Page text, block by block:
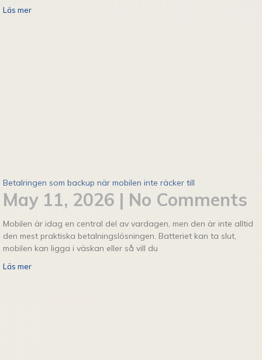
Läs mer
Betalringen som backup när mobilen inte räcker till
May 11, 2026 No Comments
Mobilen är idag en central del av vardagen, men den är inte alltid
den mest praktiska betalningslösningen. Batteriet kan ta slut,
mobilen kan ligga i väskan eller så vill du
Läs mer